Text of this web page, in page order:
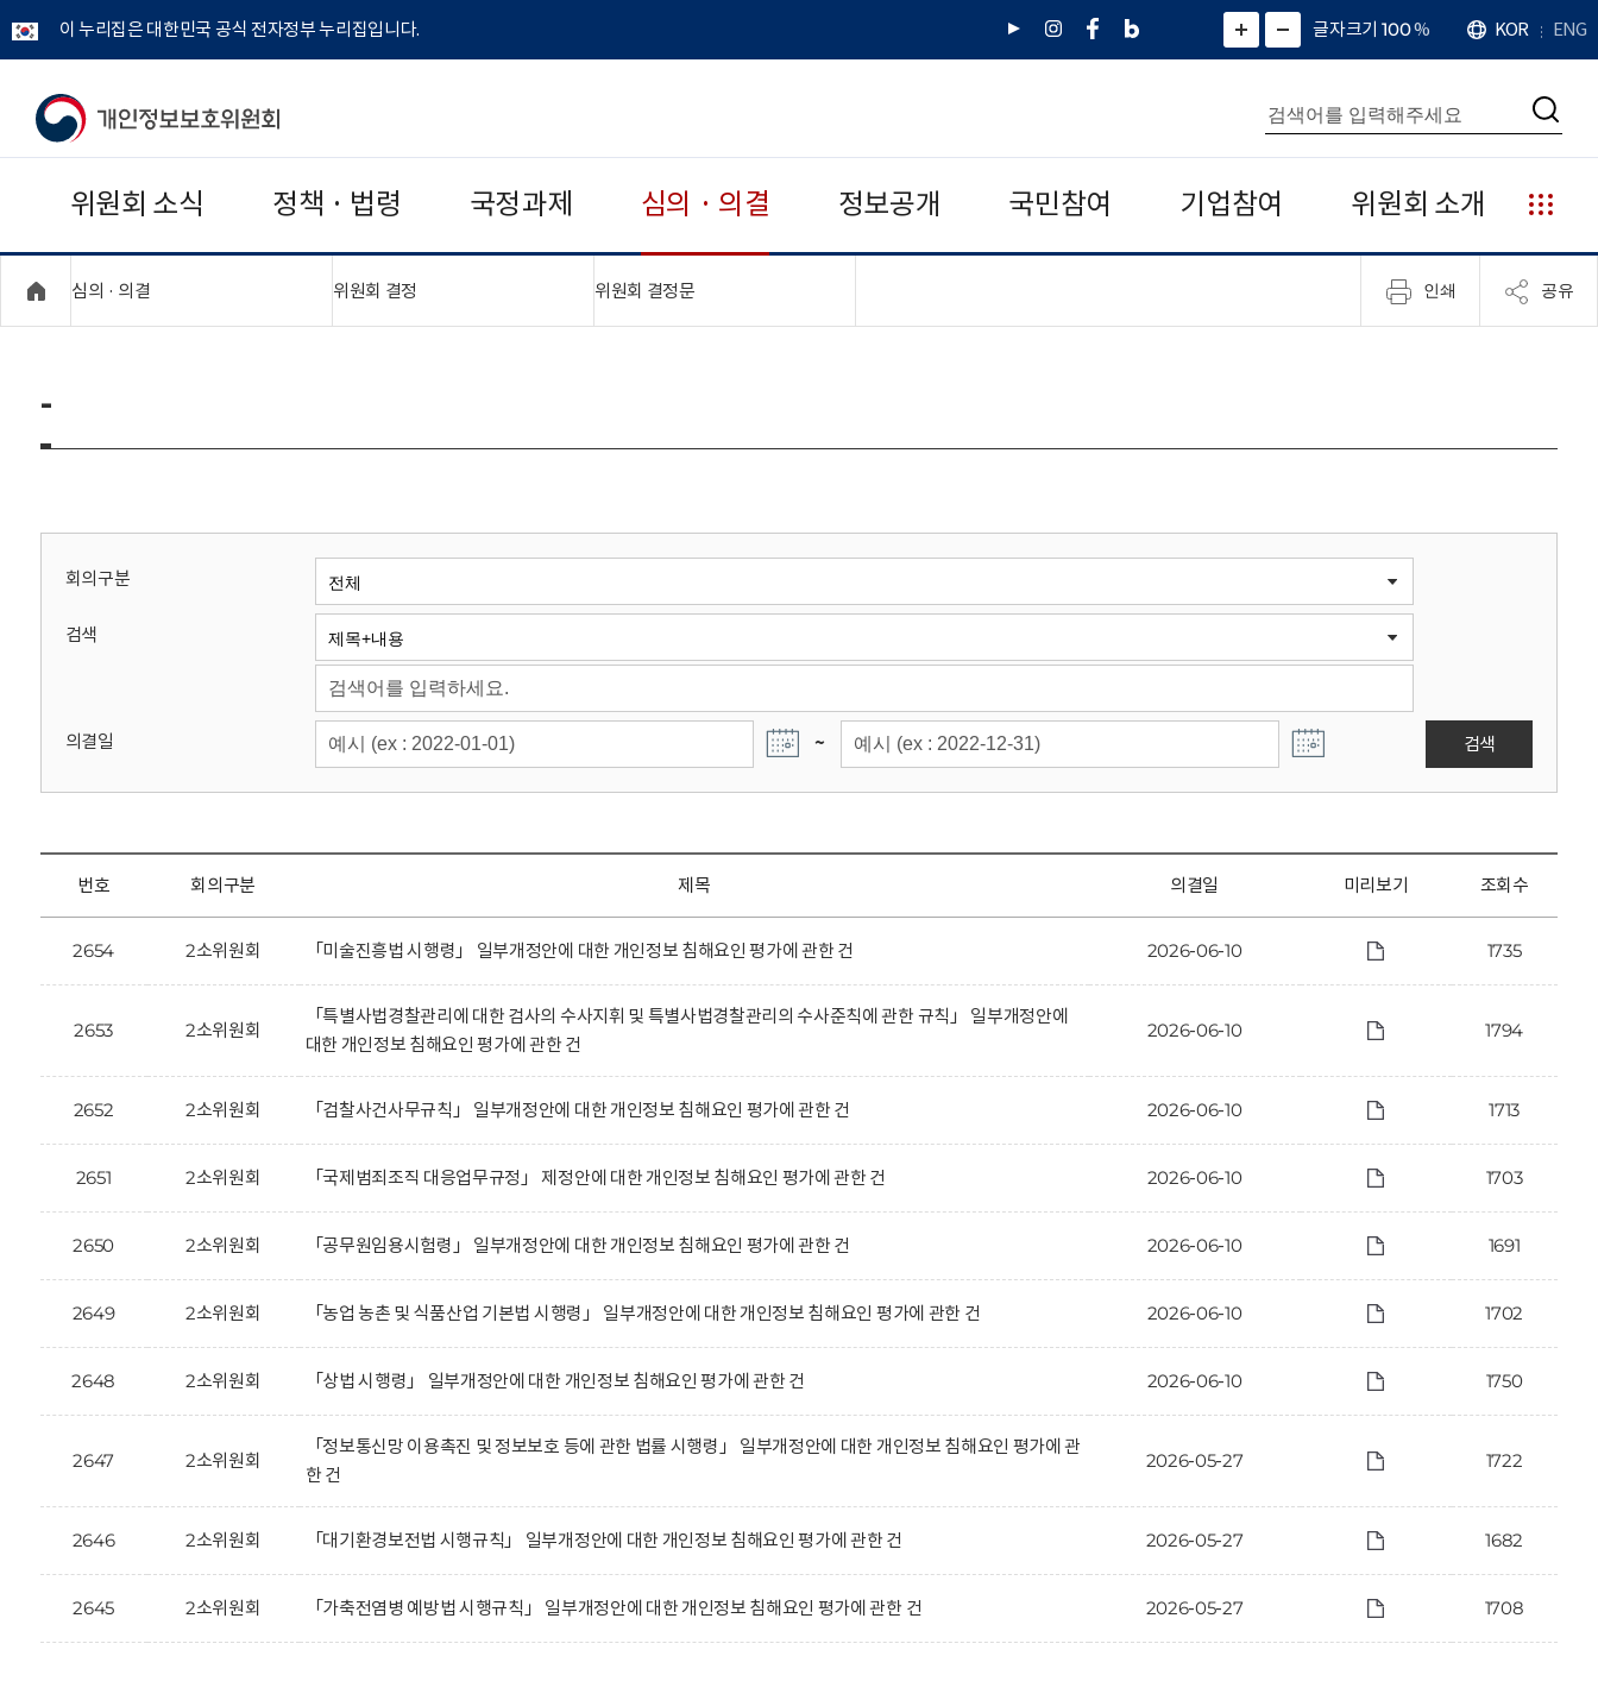
이 누리집은 대한민국 공식 전자정부 누리집입니다.
유
인
페
네
그
)
화
면
면
소
확
대
치
글자크기 100%
언
어
KOR ENG
개
보
보
위
회
통
합
검
색
검
위원회 소식 정책 · 법령 국정과제 심의 · 의결 정보공개 국민참여 기업참여 위원회 소개
누
리
집
안
심의 · 의결 위원회 결정 위원회 결정문"접기,펼치기" 인쇄 공유
-
회의구분
검색
의결일 ~ 검색
번호 회의구분 제목 의결일 미리보기 조회수
2654 2소위원회 「미술진흥법 시행령」 일부개정안에 대한 개인정보 침해요인 평가에 관한 건 2026-06-10 1735
2653 2소위원회
「특별사법경찰관리에 대한 검사의 수사지휘 및 특별사법경찰관리의 수사준칙에 관한 규칙」 일부개정안에
대한 개인정보 침해요인 평가에 관한 건
2026-06-10 1794
2652 2소위원회 「검찰사건사무규칙」 일부개정안에 대한 개인정보 침해요인 평가에 관한 건 2026-06-10 1713
2651 2소위원회 「국제범죄조직 대응업무규정」 제정안에 대한 개인정보 침해요인 평가에 관한 건 2026-06-10 1703
2650 2소위원회 「공무원임용시험령」 일부개정안에 대한 개인정보 침해요인 평가에 관한 건 2026-06-10 1691
2649 2소위원회 「농업 농촌 및 식품산업 기본법 시행령」 일부개정안에 대한 개인정보 침해요인 평가에 관한 건 2026-06-10 1702
2648 2소위원회 「상법 시행령」 일부개정안에 대한 개인정보 침해요인 평가에 관한 건 2026-06-10 1750
2647 2소위원회
「정보통신망 이용촉진 및 정보보호 등에 관한 법률 시행령」 일부개정안에 대한 개인정보 침해요인 평가에 관
한 건
2026-05-27 1722
2646 2소위원회 「대기환경보전법 시행규칙」 일부개정안에 대한 개인정보 침해요인 평가에 관한 건 2026-05-27 1682
2645 2소위원회 「가축전염병 예방법 시행규칙」 일부개정안에 대한 개인정보 침해요인 평가에 관한 건 2026-05-27 1708